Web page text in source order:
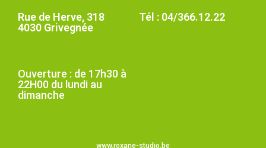
Rue de Herve, 318
4030 Grivegnée
Tél : 04/366.12.22
Ouverture : de 17h30 à
22H00 du lundi au
dimanche
www.roxane-studio.be